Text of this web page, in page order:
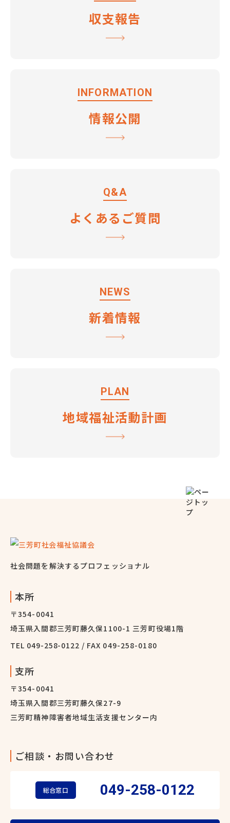
収支報告
INFORMATION
情報公開
Q&A
よくあるご質問
NEWS
新着情報
PLAN
地域福祉活動計画
社会問題を解決するプロフェッショナル
本所
〒354-0041
埼玉県入間郡三芳町藤久保1100-1 三芳町役場1階
TEL 049-258-0122 / FAX 049-258-0180
支所
〒354-0041
埼玉県入間郡三芳町藤久保27-9
三芳町精神障害者地域生活支援センター内
ご相談・お問い合わせ
総合窓口 049-258-0122